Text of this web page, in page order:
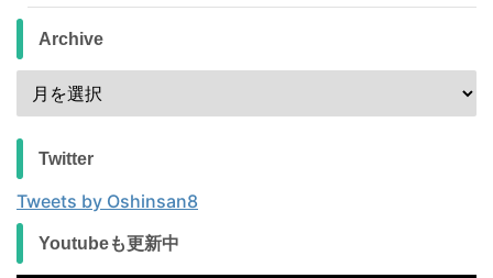
Archive
Twitter
Tweets by Oshinsan8
Youtubeも更新中